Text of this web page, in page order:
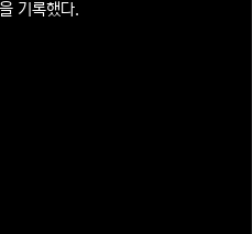
기록했다.